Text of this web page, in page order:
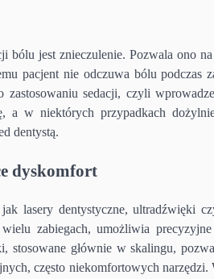
bólu jest znieczulenie. Pozwala ono
pacjent nie odczuwa bólu podczas
sedacji, czyli
a w niektórych przypadkach
dentystą.
dyskomfort
lasery dentystyczne, ultradźwięki
zabiegach, umożliwia
stosowane głównie w skalingu,
często niekomfortowych